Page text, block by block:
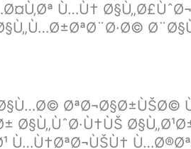
Ù…Ù†
ØªØ¬Ø§Ø±ÙŠØ©
Ù…Ù†ØªØ¬ÙŠÙ†